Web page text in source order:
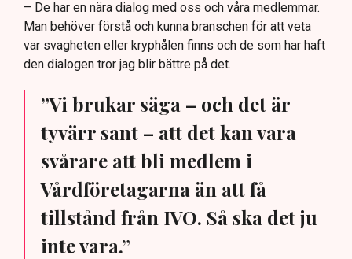
– De har en nära dialog med oss och våra medlemmar.
Man behöver förstå och kunna branschen för att veta
var svagheten eller kryphålen finns och de som har haft
den dialogen tror jag blir bättre på det.
”Vi brukar säga – och det är
tyvärr sant – att det kan vara
svårare att bli medlem i
Vårdföretagarna än att få
tillstånd från IVO. Så ska det ju
inte vara.”